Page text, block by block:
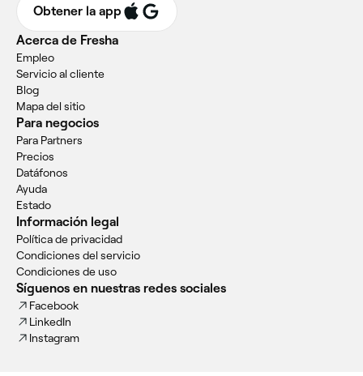
Obtener la app
Acerca de Fresha
Empleo
Servicio al cliente
Blog
Mapa del sitio
Para negocios
Para Partners
Precios
Datáfonos
Ayuda
Estado
Información legal
Política de privacidad
Condiciones del servicio
Condiciones de uso
Síguenos en nuestras redes sociales
Facebook
LinkedIn
Instagram